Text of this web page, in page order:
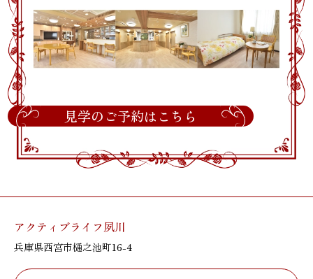
見学のご予約はこちら
アクティブライフ夙川
兵庫県西宮市樋之池町16-4